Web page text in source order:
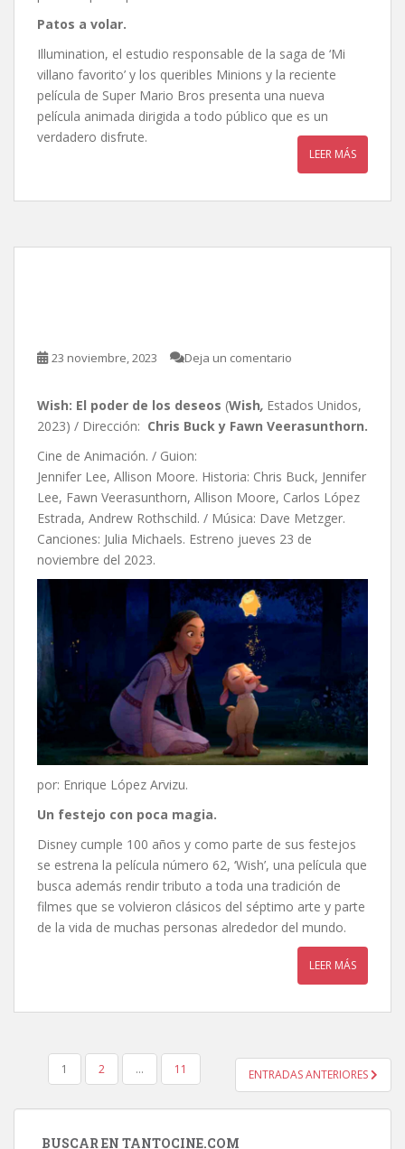
Patos a volar.
Illumination, el estudio responsable de la saga de ‘Mi
villano favorito’ y los queribles Minions y la reciente
película de Super Mario Bros presenta una nueva
película animada dirigida a todo público que es un
verdadero disfrute.
LEER MÁS
23 noviembre, 2023 Deja un comentario
Wish: El poder de los deseos (Wish, Estados Unidos,
2023) / Dirección: Chris Buck y Fawn Veerasunthorn.
Cine de Animación. / Guion:
Jennifer Lee, Allison Moore. Historia: Chris Buck, Jennifer
Lee, Fawn Veerasunthorn, Allison Moore, Carlos López
Estrada, Andrew Rothschild. / Música: Dave Metzger.
Canciones: Julia Michaels. Estreno jueves 23 de
noviembre del 2023.
por: Enrique López Arvizu.
Un festejo con poca magia.
Disney cumple 100 años y como parte de sus festejos
se estrena la película número 62, ‘Wish’, una película que
busca además rendir tributo a toda una tradición de
filmes que se volvieron clásicos del séptimo arte y parte
de la vida de muchas personas alrededor del mundo.
LEER MÁS
PAGINACIÓN
ENTRADAS
1 2 … 11 ENTRADAS ANTERIORES
BUSCAR EN TANTOCINE.COM